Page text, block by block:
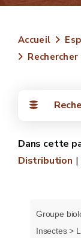
Accueil
Distribution
Groupe
Insectes >